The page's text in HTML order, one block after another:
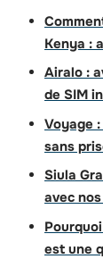
Kenya :
Airalo :
de SIM
Voyage
sans
Siula
avec
est une